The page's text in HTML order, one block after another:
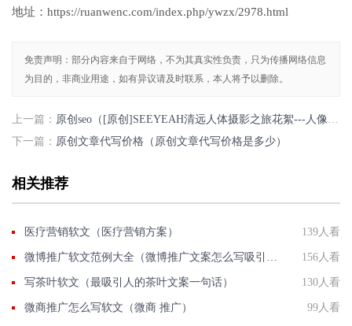
地址：https://ruanwenc.com/index.php/ywzx/2978.html
免责声明：部分内容来自于网络，不为其真实性负责，只为传播网络信息
为目的，非商业用途，如有异议请及时联系，本人将予以删除。
上一篇： 原创seo（[原创]SEEYEAH清远人体摄影之旅花絮---人像拍摄）
下一篇： 原创文章代写价格（原创文章代写价格是多少）
相关推荐
医疗营销软文（医疗营销方案） 139人看
微博推广软文范例大全（微博推广文案怎么写吸引人） 156人看
写茶叶软文（最吸引人的茶叶文案一句话） 130人看
微商推广怎么写软文（微商 推广） 99人看